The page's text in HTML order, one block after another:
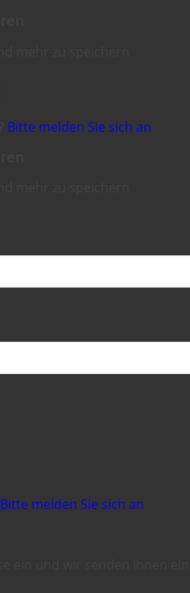
Bitte melden Sie sich an
Bitte melden Sie sich an